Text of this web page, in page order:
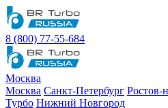
8 (800) 77-55-684
Москва
Москва Санкт-Петербург Ростов-
Турбо Нижний Новгород